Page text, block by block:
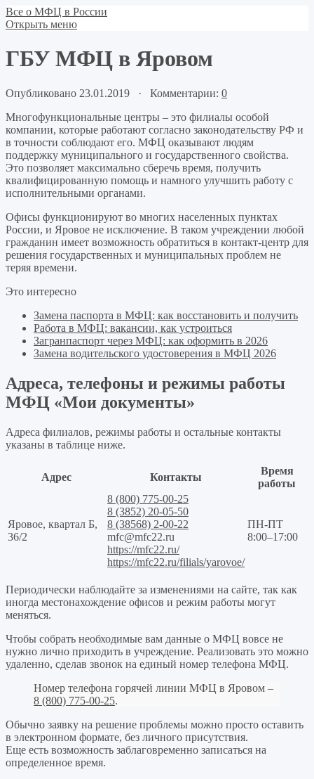
Все о МФЦ в России
Открыть меню
ГБУ МФЦ в Яровом
Опубликовано 23.01.2019 · Комментарии: 0
Многофункциональные центры – это филиалы особой
компании, которые работают согласно законодательству РФ и
в точности соблюдают его. МФЦ оказывают людям
поддержку муниципального и государственного свойства.
Это позволяет максимально сберечь время, получить
квалифицированную помощь и намного улучшить работу с
исполнительными органами.
Офисы функционируют во многих населенных пунктах
России, и Яровое не исключение. В таком учреждении любой
гражданин имеет возможность обратиться в контакт-центр для
решения государственных и муниципальных проблем не
теряя времени.
Это интересно
Замена паспорта в МФЦ: как восстановить и получить
Работа в МФЦ: вакансии, как устроиться
Загранпаспорт через МФЦ: как оформить в 2026
Замена водительского удостоверения в МФЦ 2026
Адреса, телефоны и режимы работы
МФЦ «Мои документы»
Адреса филиалов, режимы работы и остальные контакты
указаны в таблице ниже.
Адрес Контакты
Время
работы
Яровое, квартал Б,
36/2
8 (800) 775-00-25
8 (3852) 20-05-50
8 (38568) 2-00-22
mfc@mfc22.ru
https://mfc22.ru/
https://mfc22.ru/filials/yarovoe/
ПН-ПТ
8:00–17:00
Периодически наблюдайте за изменениями на сайте, так как
иногда местонахождение офисов и режим работы могут
меняться.
Чтобы собрать необходимые вам данные о МФЦ вовсе не
нужно лично приходить в учреждение. Реализовать это можно
удаленно, сделав звонок на единый номер телефона МФЦ.
Номер телефона горячей линии МФЦ в Яровом –
8 (800) 775-00-25.
Обычно заявку на решение проблемы можно просто оставить
в электронном формате, без личного присутствия.
Еще есть возможность заблаговременно записаться на
определенное время.